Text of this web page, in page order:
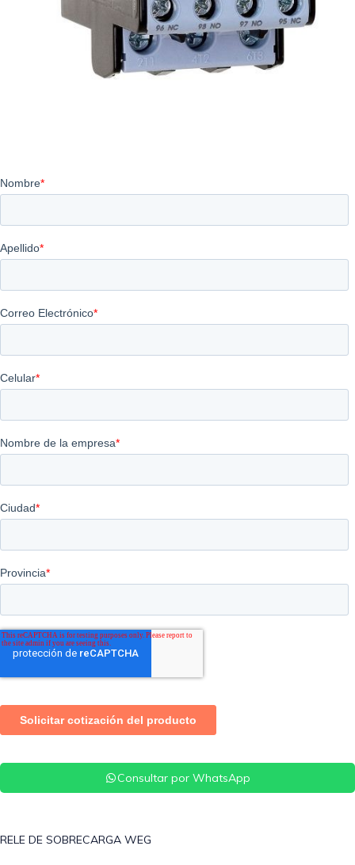
Consultar por WhatsApp
RELE DE SOBRECARGA WEG